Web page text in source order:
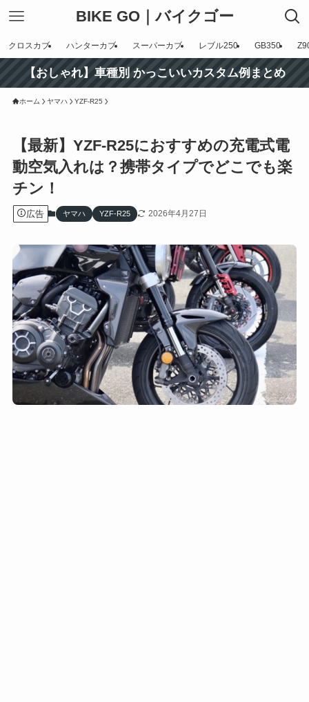
BIKE GO｜バイクゴー
クロスカブ ハンターカブ スーパーカブ レブル250 GB350
【おしゃれ】車種別 かっこいいカスタム例まとめ
ホーム ヤマハ YZF-R25
【最新】YZF-R25におすすめの充電式電
動空気入れは？携帯タイプでどこでも楽
チン！
広告 ヤマハ YZF-R25 2026年4月27日